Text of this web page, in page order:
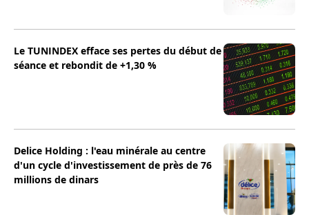
Le TUNINDEX efface ses pertes du début de
séance et rebondit de +1,30 %
Delice Holding : l'eau minérale au centre
d'un cycle d'investissement de près de 76
millions de dinars